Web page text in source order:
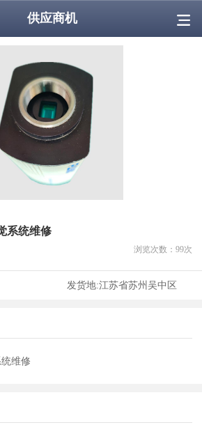
供应商机
系统维修
浏览次数： 99次
发货地:江苏省苏州吴中区
维修